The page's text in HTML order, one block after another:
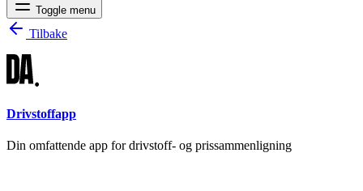
Toggle menu
Tilbake
Drivstoffapp
Din omfattende app for drivstoff- og prissammenligning